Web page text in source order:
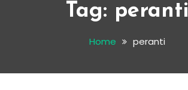
Tag: peranti
Home peranti